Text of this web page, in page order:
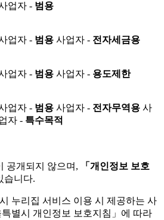
업자 - 범용
업자 - 범용 사업자 - 전자세금용
업자 - 범용 사업자 - 용도제한
업자 - 범용 사업자 - 전자무역용 사
자 - 특수목적
공개되지 않으며,
「개인정보 보호
습니다.
누리집 서비스 이용 시 제공하는 사
별시 개인정보 보호지침」에 따라